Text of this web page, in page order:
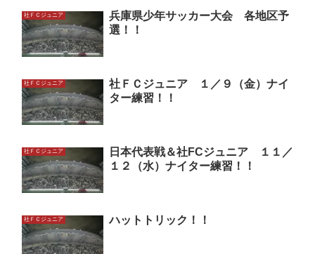
社ＦＣジュニア
兵庫県少年サッカー大会 各地区予
選！！
社ＦＣジュニア
社ＦＣジュニア １／９（金）ナイ
ター練習！！
社ＦＣジュニア
日本代表戦＆社FCジュニア １１／
１２（水）ナイター練習！！
社ＦＣジュニア ハットトリック！！